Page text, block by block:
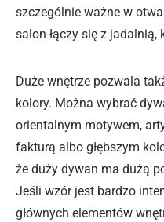
szczególnie ważne w
salon łączy się z jadalnią,
Duże wnętrze pozwala
kolory. Można wybrać
orientalnym motywem,
fakturą albo głębszym
że duży dywan ma dużą
Jeśli wzór jest bardzo
głównych elementów